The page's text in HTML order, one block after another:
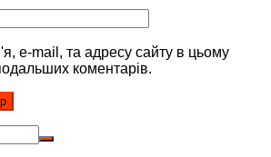
e-mail, та адресу сайту в цьому
коментарів.